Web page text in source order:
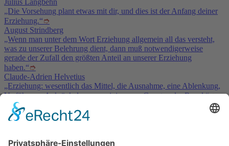
Julius Langbehn
„Die Vorsehung plant etwas mit dir, und dies ist der Anfang deiner
Erziehung.“➮
August Strindberg
„Wenn man unter dem Wort Erziehung allgemein all das versteht,
was zu unserer Belehrung dient, dann muß notwendigerweise
gerade der Zufall den größten Anteil an unserer Erziehung
haben.“➮
Claude-Adrien Helvetius
„Erziehung: wesentlich das Mittel, die Ausnahme, eine Ablenkung,
Verführung, Ankränkelung zu ruinieren zu Gunsten der Regel.“➮
Friedrich Nietzsche
Service & Kontakt
Welt-der-Zitate.com